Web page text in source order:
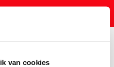
van cookies